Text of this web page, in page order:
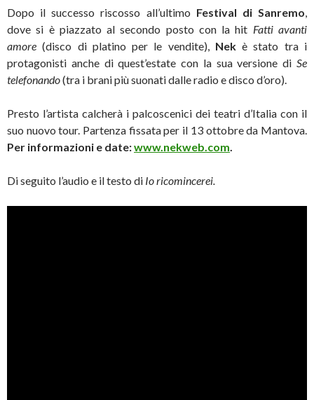
Dopo il successo riscosso all’ultimo Festival di Sanremo
dove si è piazzato al secondo posto con la hit Fatti avanti
amore(disco di platino per le vendite), Nekè stato tra i
protagonisti anche di quest’estate con la sua versione di Se
telefonando(tra i brani più suonati dalle radio e disco d’oro).
Presto l’artista calcherà i palcoscenici dei teatri d’Italia con il
suo nuovo tour. Partenza fissata per il 13 ottobre da Mantova.
Per informazioni e date:www.nekweb.com
Di seguito l’audio e il testo di Io ricomincerei.